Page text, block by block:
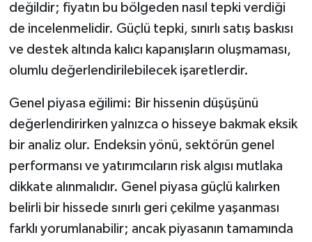
değildir; fiyatın bu bölgeden nasıl tepki verdiği
de incelenmelidir. Güçlü tepki, sınırlı satış baskısı
ve destek altında kalıcı kapanışların oluşmaması,
olumlu değerlendirilebilecek işaretlerdir.
Genel piyasa eğilimi: Bir hissenin düşüşünü
değerlendirirken yalnızca o hisseye bakmak eksik
bir analiz olur. Endeksin yönü, sektörün genel
performansı ve yatırımcıların risk algısı mutlaka
dikkate alınmalıdır. Genel piyasa güçlü kalırken
belirli bir hissede sınırlı geri çekilme yaşanması
farklı yorumlanabilir; ancak piyasanın tamamında